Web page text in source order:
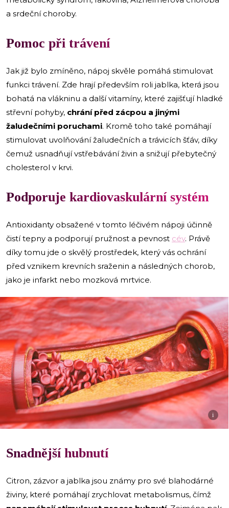
a srdeční choroby.
Pomoc při trávení
Jak již bylo zmíněno, nápoj skvěle pomáhá stimulovat
funkci trávení. Zde hrají především roli jablka, která jsou
bohatá na vlákninu a další vitamíny, které zajišťují hladké
střevní pohyby, chrání před zácpou a jinými
žaludečními poruchami. Kromě toho také pomáhají
stimulovat uvolňování žaludečních a trávicích šťáv, díky
čemuž usnadňují vstřebávání živin a snižují přebytečný
cholesterol v krvi.
Podporuje kardiovaskulární systém
Antioxidanty obsažené v tomto léčivém nápoji účinně
čistí tepny a podporují pružnost a pevnost cév. Právě
díky tomu jde o skvělý prostředek, který vás ochrání
před vznikem krevních sraženin a následných chorob,
jako je infarkt nebo mozková mrtvice.
i
Snadnější hubnutí
Citron, zázvor a jablka jsou známy pro své blahodárné
živiny, které pomáhají zrychlovat metabolismus, čímž